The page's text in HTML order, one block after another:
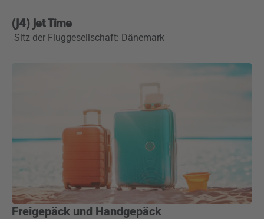
(J4) Jet Time
Sitz der Fluggesellschaft: Dänemark
Freigepäck und Handgepäck